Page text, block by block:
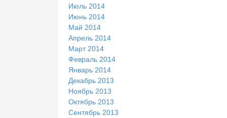
Июль 2014
Июнь 2014
Май 2014
Апрель 2014
Март 2014
Февраль 2014
Январь 2014
Декабрь 2013
Ноябрь 2013
Октябрь 2013
Сентябрь 2013